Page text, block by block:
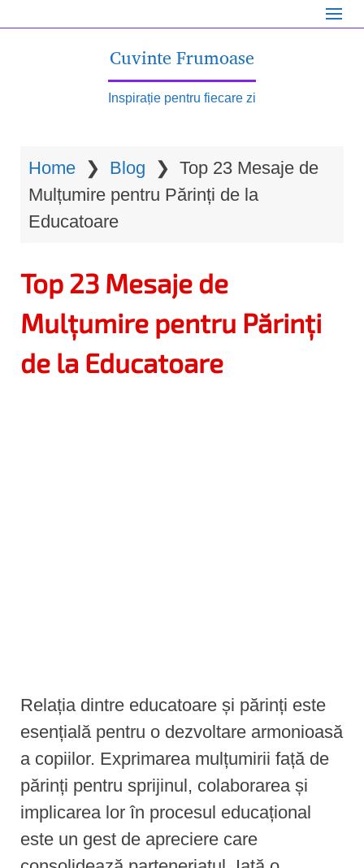
Cuvinte Frumoase
Inspirație pentru fiecare zi
Home ❯ Blog ❯ Top 23 Mesaje de
Mulțumire pentru Părinți de la
Educatoare
Top 23 Mesaje de
Mulțumire pentru Părinți
de la Educatoare
Relația dintre educatoare și părinți este
esențială pentru o dezvoltare armonioasă
a copiilor. Exprimarea mulțumirii față de
părinți pentru sprijinul, colaborarea și
implicarea lor în procesul educațional
este un gest de apreciere care